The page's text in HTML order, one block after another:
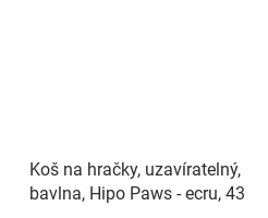
Koš na hračky, uzavíratelný,
bavlna, Hipo Paws - ecru, 43